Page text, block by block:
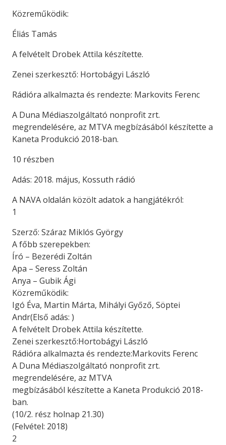
Közreműködik:
Éliás Tamás
A felvételt Drobek Attila készítette.
Zenei szerkesztő: Hortobágyi László
Rádióra alkalmazta és rendezte: Markovits Ferenc
A Duna Médiaszolgáltató nonprofit zrt.
megrendelésére, az MTVA megbízásából készítette a
Kaneta Produkció 2018-ban.
10 részben
Adás: 2018. május, Kossuth rádió
A NAVA oldalán közölt adatok a hangjátékról:
1
Szerző: Száraz Miklós György
A főbb szerepekben:
Író – Bezerédi Zoltán
Apa – Seress Zoltán
Anya – Gubik Ági
Közreműködik:
Igó Éva, Martin Márta, Mihályi Győző, Söptei
Andr(Első adás: )
A felvételt Drobek Attila készítette.
Zenei szerkesztő:Hortobágyi László
Rádióra alkalmazta és rendezte:Markovits Ferenc
A Duna Médiaszolgáltató nonprofit zrt.
megrendelésére, az MTVA
megbízásából készítette a Kaneta Produkció 2018-
ban.
(10/2. rész holnap 21.30)
(Felvétel: 2018)
2